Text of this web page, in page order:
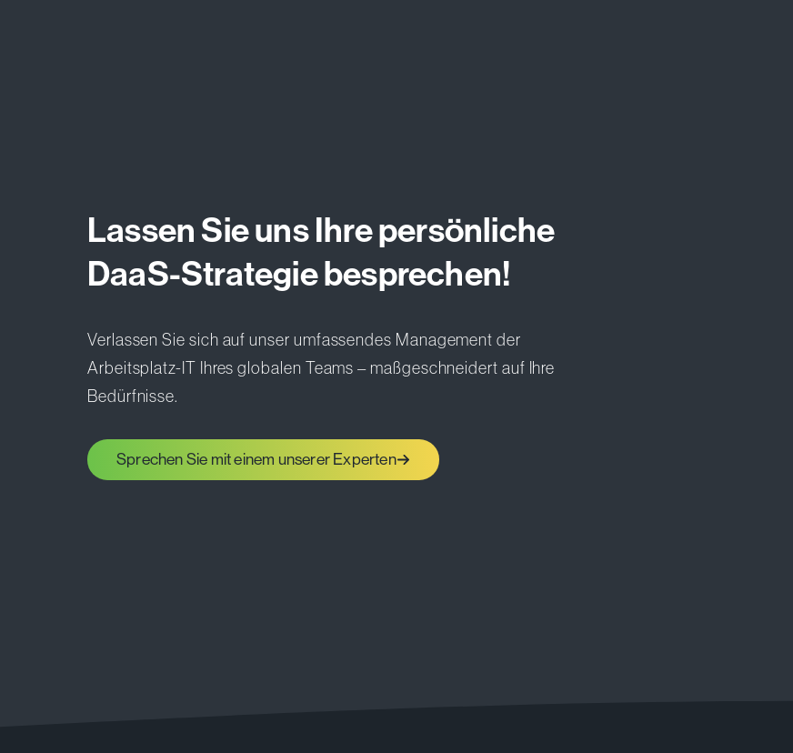
Lassen Sie uns Ihre persönliche
DaaS-Strategie besprechen!
Verlassen Sie sich auf unser umfassendes Management der
Arbeitsplatz-IT Ihres globalen Teams – maßgeschneidert auf Ihre
Bedürfnisse.
Sprechen Sie mit einem unserer Experten